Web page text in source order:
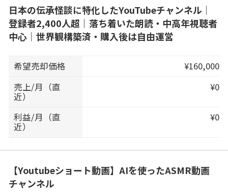
日本の伝承怪談に特化したYouTubeチャンネル｜
登録者2,400人超｜落ち着いた朗読・中高年視聴者
中心｜世界観構築済・購入後は自由運営
希望売却価格
¥160,000
売上/月（直
近）
¥0
利益/月（直
近）
¥0
【Youtubeショート動画】AIを使ったASMR動画
チャンネル